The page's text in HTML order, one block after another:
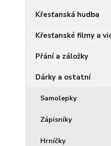
Křesťanská hudba
Křesťanské filmy a
Přání a záložky
Dárky a ostatní
Samolepky
Zápisníky
Hrníčky